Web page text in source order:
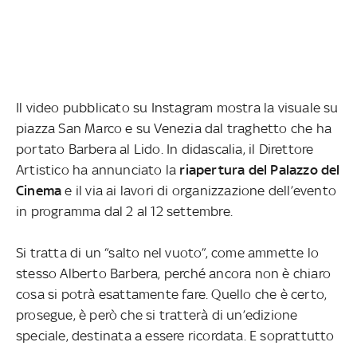
Il video pubblicato su Instagram mostra la visuale su
piazza San Marco e su Venezia dal traghetto che ha
portato Barbera al Lido. In didascalia, il Direttore
Artistico ha annunciato la riapertura del Palazzo del
Cinema e il via ai lavori di organizzazione dell’evento
in programma dal 2 al 12 settembre.
Si tratta di un “salto nel vuoto”, come ammette lo
stesso Alberto Barbera, perché ancora non è chiaro
cosa si potrà esattamente fare. Quello che è certo,
prosegue, è però che si tratterà di un’edizione
speciale, destinata a essere ricordata. E soprattutto